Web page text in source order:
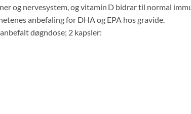
og nervesystem, og vitamin D bidrar til normal
anbefaling for DHA og EPA hos gravide.
døgndose; 2 kapsler: